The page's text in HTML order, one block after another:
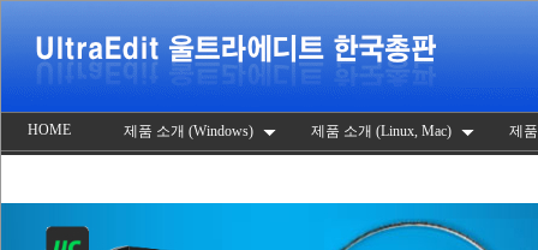
HOME 제품 소개 (Windows) 제품 소개 (Linux, Mac) 제